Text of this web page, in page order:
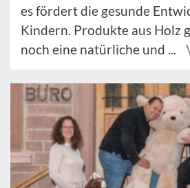
es fördert die gesunde
Kindern. Produkte aus Holz
noch eine natürliche und ...